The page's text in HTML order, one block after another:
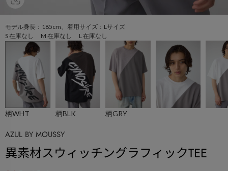
モデル身長：185cm、着用サイズ：Lサイズ
S 在庫なし M 在庫なし L 在庫なし
柄WHT 柄BLK 柄GRY
AZUL BY MOUSSY
異素材スウィッチングラフィックTEE